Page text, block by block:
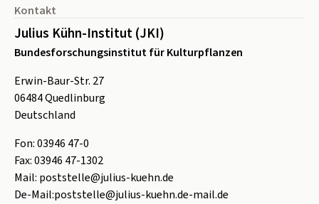
Kontakt
Julius Kühn-Institut (JKI)
Bundesforschungsinstitut für Kulturpflanzen
Erwin-Baur-Str. 27
06484Quedlinburg
Deutschland
Fon:03946 47-0
Fax:03946 47-1302
Mail: poststelle@julius-kuehn.de
De-Mail:poststelle@julius-kuehn.de-mail.de